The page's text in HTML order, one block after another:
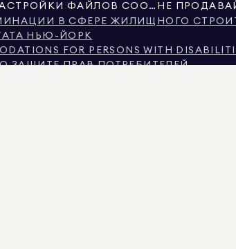
НАСТРОЙКИ ФАЙЛОВ COOKIE
В СФЕРЕ ЖИЛИЩНОГО
НЬЮ-ЙОРК
FOR PERSONS WITH
ЗАЩИТЕ ПРАВ ПОТРЕБИТЕЛЕЙ